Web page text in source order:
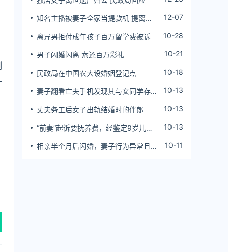
知名主播被妻子全家当提款机 提离婚
12-07
离异男拒付成年孩子百万留学费被诉 10-28
男子闪婚闪离 索还百万彩礼 10-21
民政局在中国农大设婚姻登记点 10-18
妻子翻看亡夫手机发现其与女同学存婚
10-13
丈夫务工后女子出轨结婚时的伴郎 10-13
“前妻”起诉要抚养费，经鉴定9岁儿子
10-13
相亲半个月后闪婚，妻子行为异常且持
10-11